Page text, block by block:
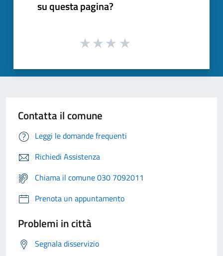
su questa pagina?
Contatta il comune
Leggi le domande frequenti
Richiedi Assistenza
Chiama il comune 030 7092011
Prenota un appuntamento
Problemi in città
Segnala disservizio